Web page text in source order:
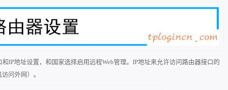
IP地址设置，和国家选择启用远程Web管理。IP地址来允许访问路由器接口的
问外网）。